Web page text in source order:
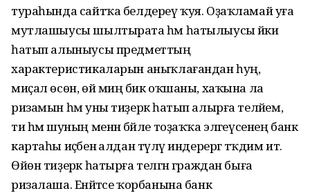
тураһында сайтҡа белдереү ҡуя. Оҙаҡламай уға
мутлашыусы шылтырата һәм һатылыусы йәки
һатып алыныусы предметтың
характеристикаларын аныҡлағандан һуң,
миҫал өсөн, өй миңә бик оҡшаны, хаҡына ла
ризамын һәм уны тиҙерәк һатып алырға теләйем,
ти һәм шуның менән бәйле тоҙаҡҡа эләгеүсенең банк
картаһы иҫәбенә алдан түләү индерергә тәҡдим итә.
Өйөн тиҙерәк һатырға теләгән граждан быға
ризалаша. Енәйәтсе ҡорбанына банк